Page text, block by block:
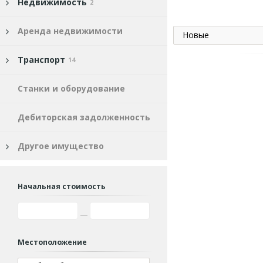
2
Аренда недвижимости
Транспорт 14
Станки и оборудование
Дебиторская задолженность
Другое имущество
Начальная стоимость
Местоположение
Новые